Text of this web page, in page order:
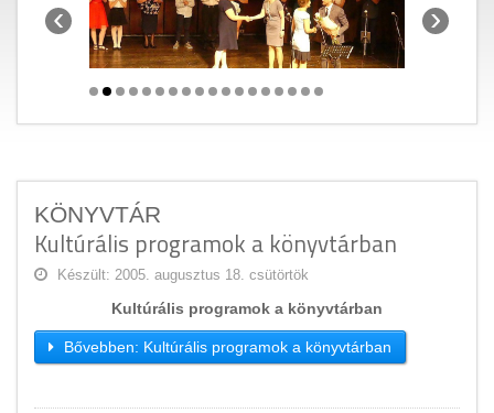
›
‹
KÖNYVTÁR
Kultúrális programok a könyvtárban
Készült: 2005. augusztus 18. csütörtök
Kultúrális programok a könyvtárban
Bővebben: Kultúrális programok a könyvtárban